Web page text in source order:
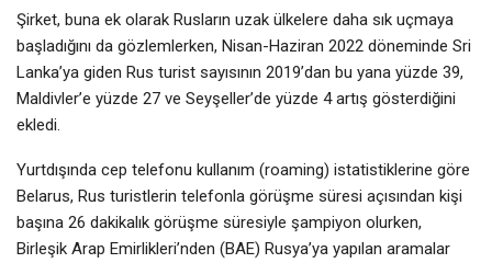
Şirket, buna ek olarak Rusların uzak ülkelere daha sık uçmaya
başladığını da gözlemlerken, Nisan-Haziran 2022 döneminde Sri
Lanka’ya giden Rus turist sayısının 2019’dan bu yana yüzde 39,
Maldivler’e yüzde 27 ve Seyşeller’de yüzde 4 artış gösterdiğini
ekledi.
Yurtdışında cep telefonu kullanım (roaming) istatistiklerine göre
Belarus, Rus turistlerin telefonla görüşme süresi açısından kişi
başına 26 dakikalık görüşme süresiyle şampiyon olurken,
Birleşik Arap Emirlikleri’nden (BAE) Rusya’ya yapılan aramalar